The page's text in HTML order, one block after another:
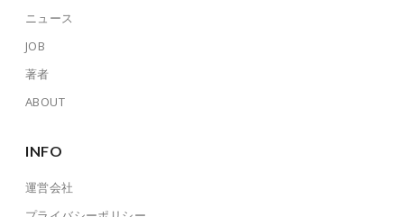
ニュース
JOB
著者
ABOUT
INFO
運営会社